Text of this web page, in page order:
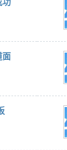
功
面